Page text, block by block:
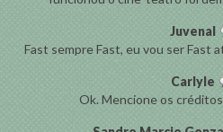
Juvenal
Fast sempre Fast, eu vou ser Fast
Carlyle
Ok. Mencione os